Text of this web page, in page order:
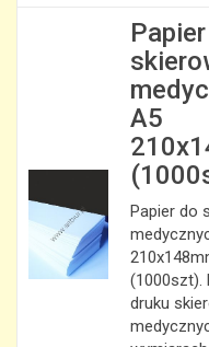
A5
Papier do
(1000szt).
druku